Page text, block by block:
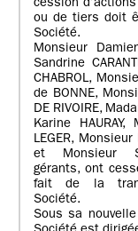
cession
ou de tiers doit
Société.
Monsieur
Sandrine
CHABROL,
de BONNE,
DE RIVOIRE,
Karine
LEGER, Monsieur
et Monsieur
gérants, ont
fait de la
Société.
Sous sa